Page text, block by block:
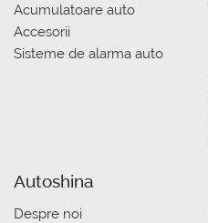
Acumulatoare auto
Accesorii
Sisteme de alarma auto
Autoshina
Despre noi